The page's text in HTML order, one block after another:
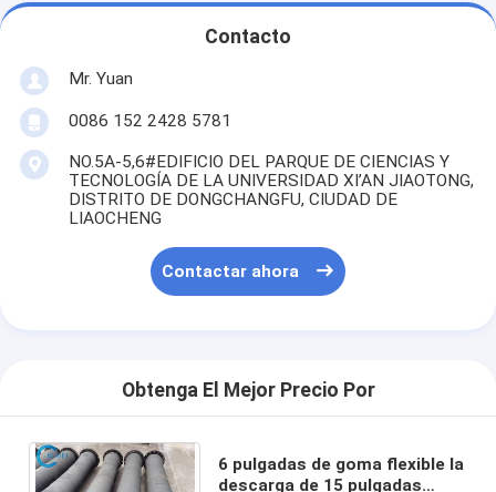
Contacto
Mr. Yuan
0086 152 2428 5781
NO.5A-5,6#EDIFICIO DEL PARQUE DE CIENCIAS Y
TECNOLOGÍA DE LA UNIVERSIDAD XI’AN JIAOTONG,
DISTRITO DE DONGCHANGFU, CIUDAD DE
LIAOCHENG
Contactar ahora
Obtenga El Mejor Precio Por
6 pulgadas de goma flexible la
descarga de 15 pulgadas